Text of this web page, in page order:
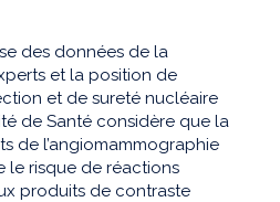
des données de la
et la position de
et de sureté nucléaire
de Santé considère que la
de l’angiomammographie
le risque de réactions
produits de contraste